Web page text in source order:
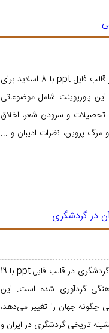
پاورپوینت با موضوع زندگینامه پروین اعتصامی در قالب فایل ppt با 8 اسلاید برای
پاورپوینت شامل موضوعاتی
تحصیلات و سرودن شعر، اخلاق
مرگ پروین، نظرات ادیبان و ...
در گردشگری
پاورپوینت با موضوع انقلاب صنعتی و اثرات آن در گردشگری در قالب فایل ppt با 19
گردآوری شده است. این
چگونه جهان را تغییر می‌دهد،
تاریخی گردشگری در ایران و